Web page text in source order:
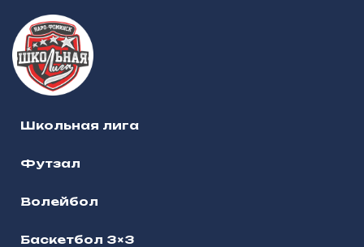
Школьная лига
Футзал
Волейбол
Баскетбол 3×3